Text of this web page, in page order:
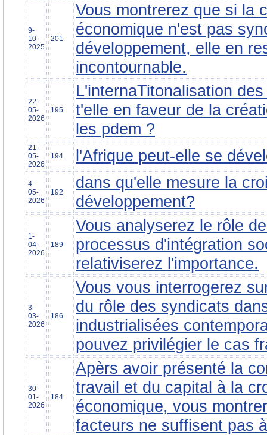
9-
10-
2025
201
Vous montrerez que si la
économique n'est pas
développement, elle en
incontournable.
22-
05-
2026
195
L'internaTitonalisation
t'elle en faveur de la
les pdem ?
21-
05-
2026
194 l'Afrique peut-elle se
4-
05-
2026
192
dans qu'elle mesure la
développement?
1-
04-
2026
189
Vous analyserez le rôle
processus d'intégration
relativiserez l'importance.
3-
03-
2026
186
Vous vous interrogerez
du rôle des syndicats
industrialisées
pouvez privilégier le cas
30-
01-
2026
184
Apèrs avoir présenté la
travail et du capital à la
économique, vous
facteurs ne suffisent pas